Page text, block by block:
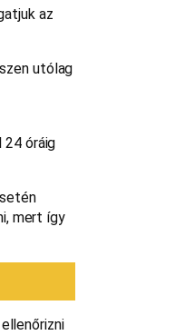
az
utólag
óráig
mert így